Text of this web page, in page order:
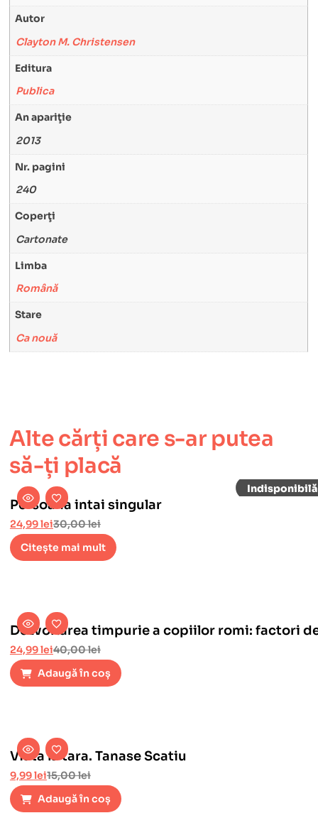
Autor
Clayton M. Christensen
Editura
Publica
An apariţie
2013
Nr. pagini
240
Coperţi
Cartonate
Limba
Română
Stare
Ca nouă
Alte cărți care s-ar putea
să-ți placă
Persoana intai singular
30,00lei
24,99lei
Citește mai mult
Dezvoltarea timpurie a copiilor romi: factori
40,00lei
24,99lei
Adaugă în coș
Viata la tara. Tanase Scatiu
15,00lei
9,99lei
Adaugă în coș